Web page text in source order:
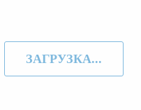
ЗАГРУЗКА...